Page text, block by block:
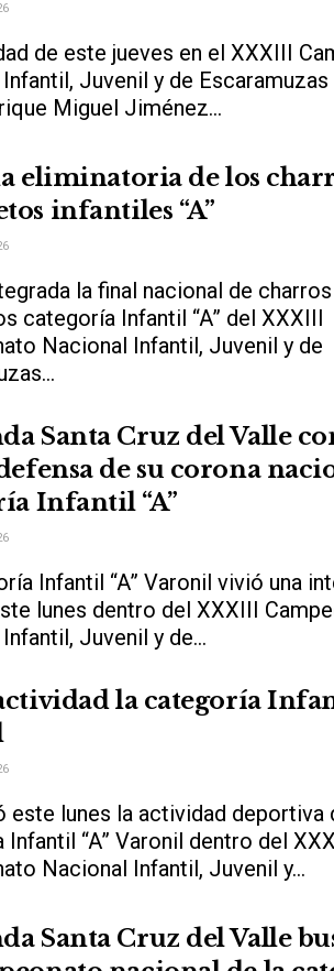
de este jueves en el XXXIII
Juvenil y de Escaramuzas
Miguel Jiménez...
eliminatoria de los
infantiles “A”
la final nacional de charros
categoría Infantil “A” del XXXIII
Nacional Infantil, Juvenil y de
Santa Cruz del Valle
de su corona
Infantil “A”
Infantil “A” Varonil vivió una
lunes dentro del XXXIII
Juvenil y de...
la categoría
este lunes la actividad deportiva
Infantil “A” Varonil dentro del
Nacional Infantil, Juvenil y...
Santa Cruz del Valle